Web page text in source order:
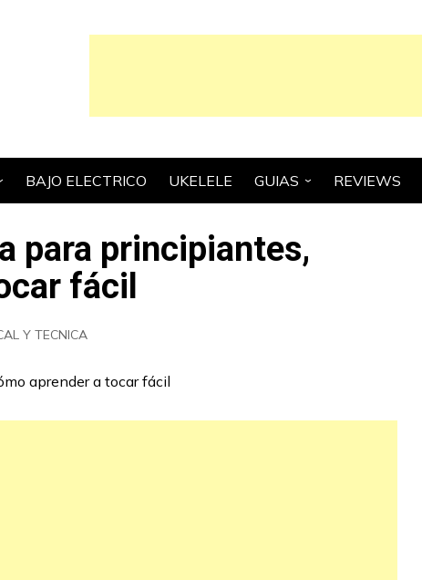
BAJO ELECTRICO UKELELE GUIAS
CONSEJOS Y TRUCOS
REVIEWS
para principiantes,
fácil
Y TECNICA